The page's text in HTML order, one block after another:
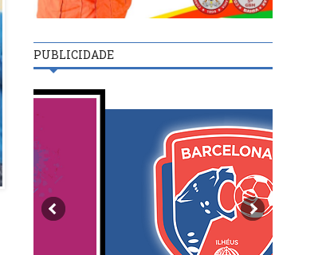
PUBLICIDADE